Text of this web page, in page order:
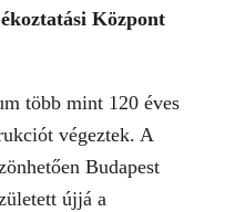
Központ
több mint 120 éves
végeztek. A
Budapest
újjá a